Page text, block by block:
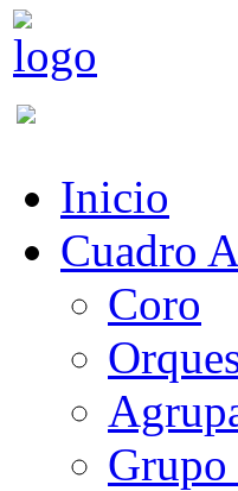
Inicio
Cuadro
Coro